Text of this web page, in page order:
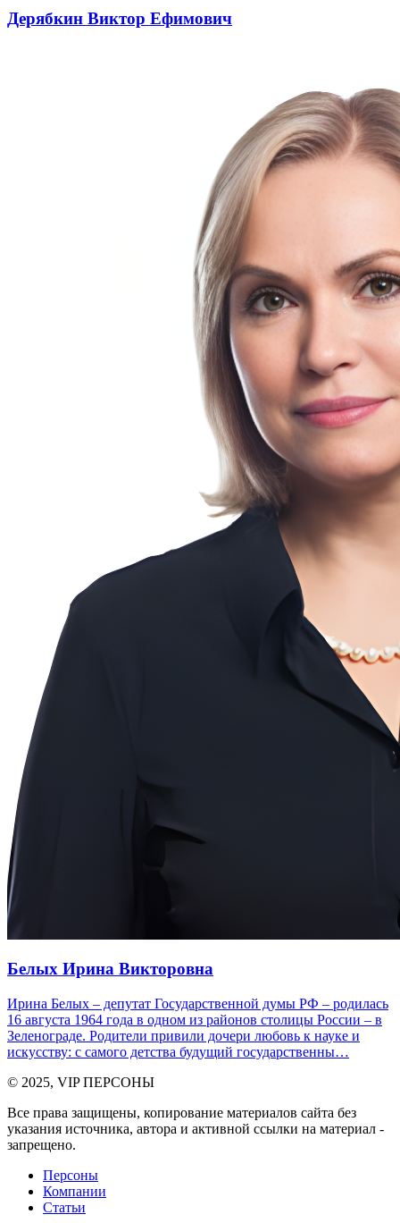
Дерябкин Виктор Ефимович
Белых Ирина Викторовна
Ирина Белых – депутат Государственной думы РФ – родилась
16 августа 1964 года в одном из районов столицы России – в
Зеленограде. Родители привили дочери любовь к науке и
искусству: с самого детства будущий государственны…
© 2025, VIP ПЕРСОНЫ
Все права защищены, копирование материалов сайта без
указания источника, автора и активной ссылки на материал -
запрещено.
Персоны
Компании
Статьи